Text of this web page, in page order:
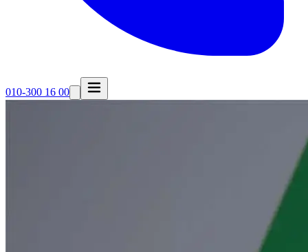
010-300 16 00